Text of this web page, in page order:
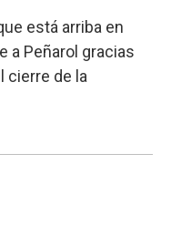
está arriba en
a Peñarol gracias
cierre de la